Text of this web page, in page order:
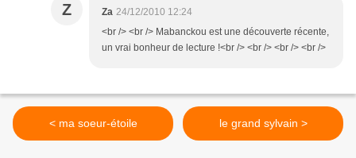
Z Za 24/12/2010 12:24
<br /> <br /> Mabanckou est une découverte récente,
un vrai bonheur de lecture !<br /> <br /> <br /> <br />
< ma soeur-étoile le grand sylvain >